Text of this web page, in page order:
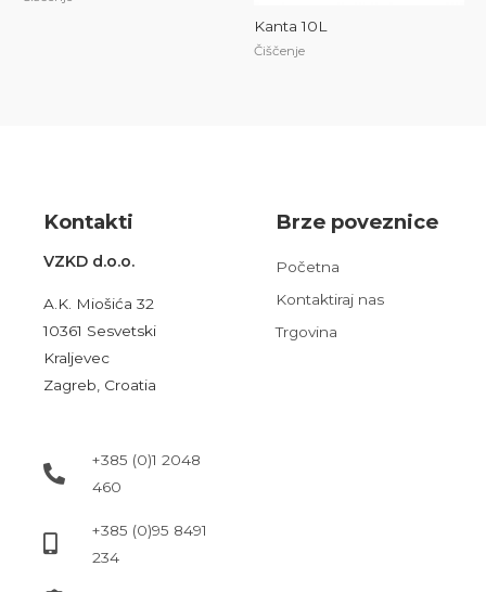
Kanta 10L
Čiščenje
Kontakti
VZKD d.o.o.
A.K. Miošića 32
10361 Sesvetski
Kraljevec
Zagreb, Croatia
+385 (0)1 2048
460
+385 (0)95 8491
234
Brze poveznice
Početna
Kontaktiraj nas
Trgovina